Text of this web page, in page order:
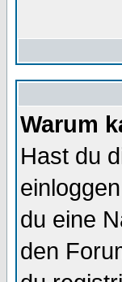
Warum
Hast du
du eine
den